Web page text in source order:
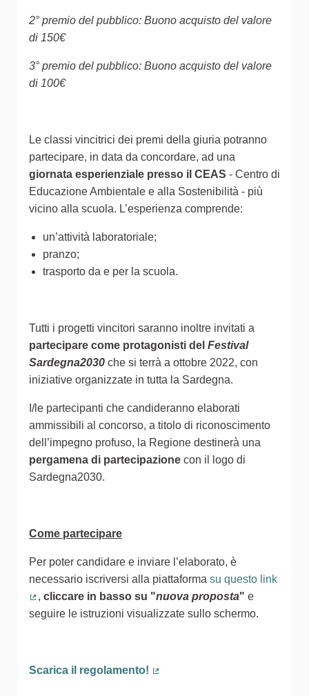
2° premio del pubblico: Buono acquisto del valore
di 150€
3° premio del pubblico: Buono acquisto del valore
di 100€
Le classi vincitrici dei premi della giuria potranno
partecipare, in data da concordare, ad una
giornata esperienziale presso il CEAS - Centro di
Educazione Ambientale e alla Sostenibilità - più
vicino alla scuola. L’esperienza comprende:
un’attività laboratoriale;
pranzo;
trasporto da e per la scuola.
Tutti i progetti vincitori saranno inoltre invitati a
partecipare come protagonisti del Festival
Sardegna2030 che si terrà a ottobre 2022, con
iniziative organizzate in tutta la Sardegna.
I/le partecipanti che candideranno elaborati
ammissibili al concorso, a titolo di riconoscimento
dell’impegno profuso, la Regione destinerà una
pergamena di partecipazione con il logo di
Sardegna2030.
Come partecipare
Per poter candidare e inviare l’elaborato, è
necessario iscriversi alla piattaforma su questo link
(Collegamento esterno)
, cliccare in basso su "nuova proposta" e
seguire le istruzioni visualizzate sullo schermo.
Scarica il regolamento!